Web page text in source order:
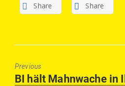
Share Share
Previous
Previous
BI hält Mahnwache in